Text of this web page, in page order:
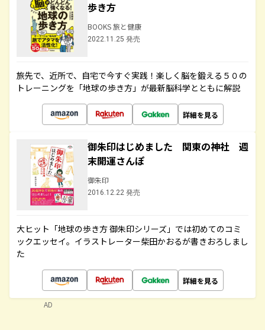
歩き方
BOOKS 旅と健康
2022.11.25 発売
旅先で、近所で、自宅で今すぐ実践！楽しく脳を鍛える５０の
トレーニングを「地球の歩き方」が最新脳科学とともに解説
詳細を見る
御朱印はじめました 関東の神社 週
末開運さんぽ
御朱印
2016.12.22 発売
大ヒット「地球の歩き方 御朱印シリーズ」では初めてのコミ
ックエッセイ。イラストレーター柴田かおるが書きおろしまし
た
詳細を見る
AD